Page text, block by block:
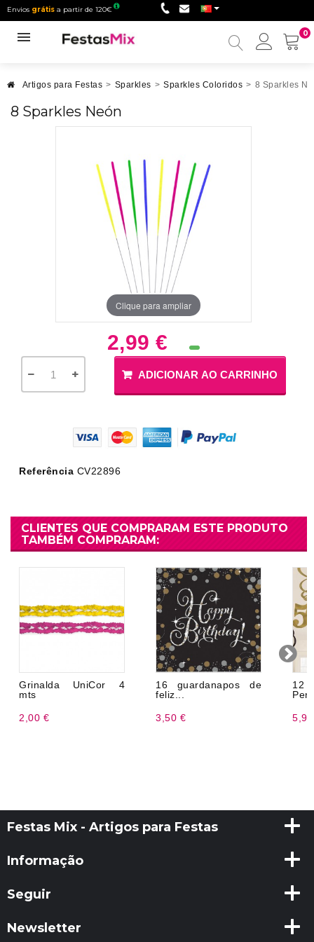
Envios grátis a partir de 120€
0
Minha
Artigos para Festas > Sparkles > Sparkles Coloridos > 8 Sparkles
8 Sparkles Neón
Clique para ampliar
2,99 €
ADICIONAR AO CARRINHO
Referência CV22896
CLIENTES QUE COMPRARAM ESTE PRODUTO
TAMBÉM COMPRARAM:
Grinalda UniCor 4
mts
2,00 €
16 guardanapos de
feliz...
3,50 €
12
Festas Mix - Artigos para Festas
Informação
Seguir
Newsletter